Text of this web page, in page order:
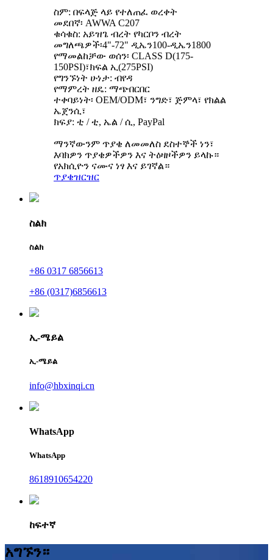
ስም: በፍላጅ ላይ የተለጠፈ ወረቀት
መደበኛ፡ AWWA C207
ቁሳቁስ: አይዝጌ ብረት የካርቦን ብረት
መግለጫዎች፡4"-72" ዲኤን100-ዲኤን1800
የማመልከቻው ወሰን፡ CLASS D(175-
150PSI)፣ክፍል ኢ(275PSI)
የግንኙነት ሁነታ: ብየዳ
የማምረት ዘዴ: ማጭበርበር
ተቀባይነት፡ OEM/ODM፣ ንግድ፣ ጅምላ፣ የክልል
ኤጀንሲ፣
ክፍያ: ቲ / ቲ, ኤል / ሲ, PayPal
ማንኛውንም ጥያቄ ለመመለስ ደስተኞች ነን፣
እባክዎን ጥያቄዎችዎን እና ትዕዛዞችዎን ይላኩ።
የአክሲዮን ናሙና ነፃ እና ይገኛል።
ጥያቄዝርዝር
ስልክ
ስልክ
+86 0317 6856613
+86 (0317)6856613
ኢ-ሜይል
ኢ-ሜይል
info@hbxinqi.cn
WhatsApp
WhatsApp
8618910654220
ከፍተኛ
አግኙን።